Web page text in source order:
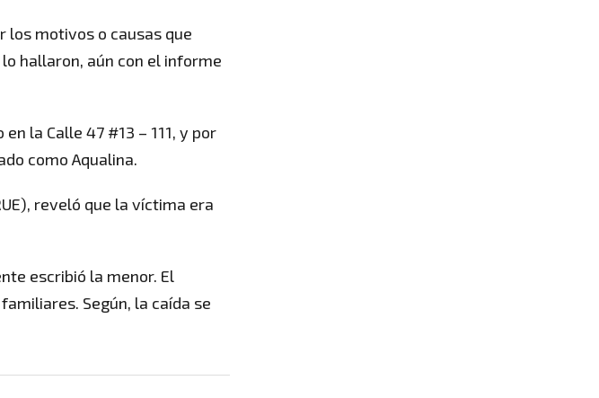
los motivos o causas que
hallaron, aún con el informe
la Calle 47 #13 – 111, y por
como Aqualina.
reveló que la víctima era
escribió la menor. El
Según, la caída se